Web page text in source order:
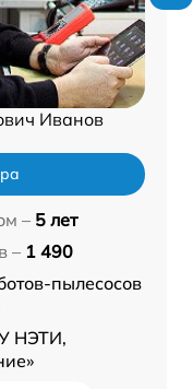
Иванов
– 5 лет
– 1 490
пылесосов
НЭТИ,